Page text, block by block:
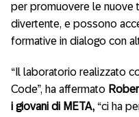
per promuovere le nuove
divertente, e possono
formative in dialogo con
“Il laboratorio realizzato
Code”, ha affermato
i giovani di META, “ci ha